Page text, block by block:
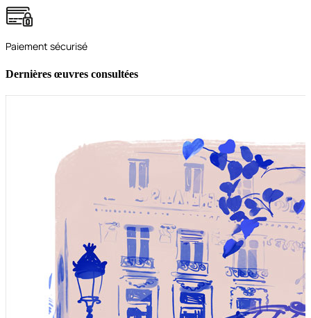
Paiement sécurisé
Dernières œuvres consultées